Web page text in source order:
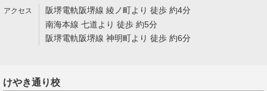
阪堺電軌阪堺線 綾ノ町より 徒歩 約4分
南海本線 七道より 徒歩 約5分
阪堺電軌阪堺線 神明町より 徒歩 約6分
けやき通り校